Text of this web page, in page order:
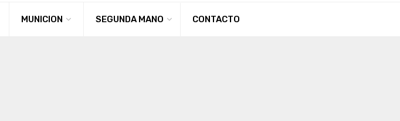
MUNICION SEGUNDA MANO CONTACTO